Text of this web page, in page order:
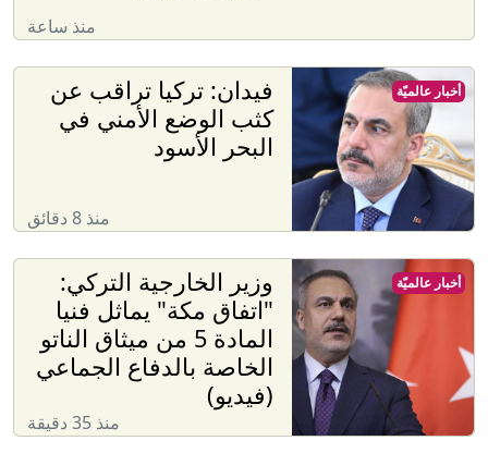
منذ ساعة
فيدان: تركيا تراقب عن
كثب الوضع الأمني في
البحر الأسود
منذ 8 دقائق
أخبار عالميّة
وزير الخارجية التركي:
"اتفاق مكة" يماثل فنيا
المادة 5 من ميثاق الناتو
الخاصة بالدفاع الجماعي
(فيديو)
منذ 35 دقيقة
أخبار عالميّة